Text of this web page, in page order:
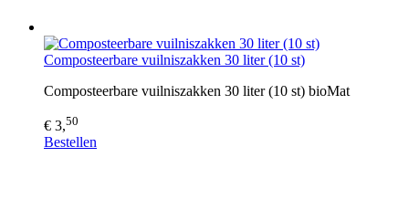
Composteerbare vuilniszakken 30 liter (10 st)
Composteerbare vuilniszakken 30 liter (10 st) bioMat
€ 3,50
Bestellen